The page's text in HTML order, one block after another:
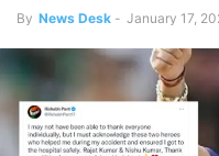
By News Desk - January 17,